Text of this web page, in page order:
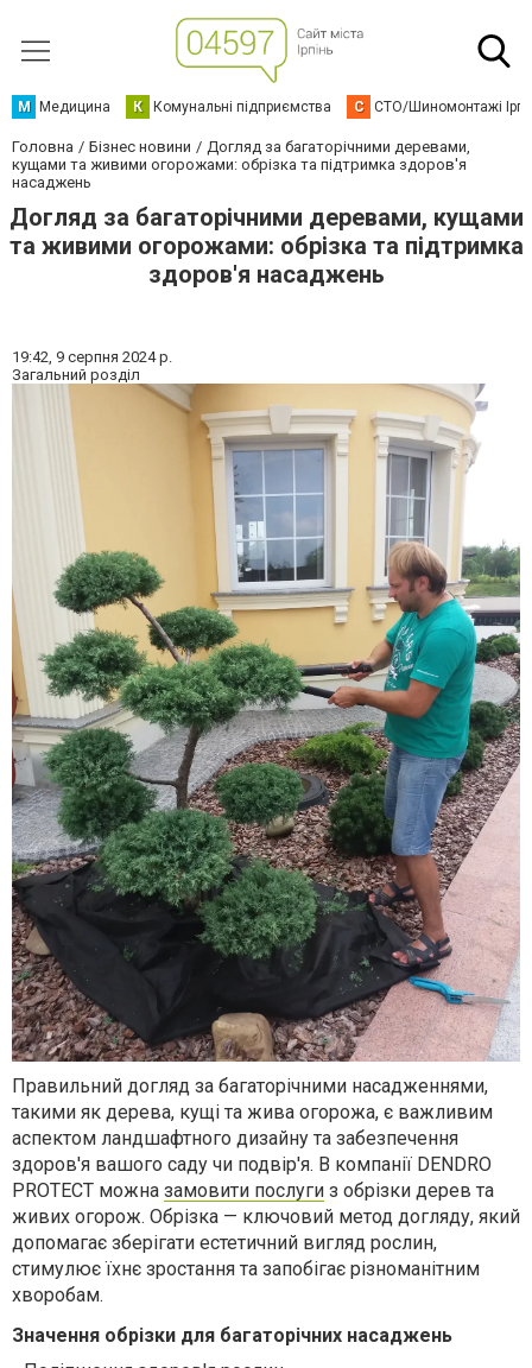
М Медицина К Комунальні підприємства С СТО/Шиномонтажі
Головна Бізнес новини
Догляд за багаторічними деревами,
кущами та живими огорожами: обрізка та підтримка здоров'я
насаджень
Догляд за багаторічними деревами, кущами
та живими огорожами: обрізка та підтримка
здоров'я насаджень
19:42, 9 серпня 2024 р.
Загальний розділ
Правильний догляд за багаторічними насадженнями,
такими як дерева, кущі та жива огорожа, є важливим
аспектом ландшафтного дизайну та забезпечення
здоров'я вашого саду чи подвір'я. В компанії DENDRO
PROTECT можна замовити послуги з обрізки дерев та
живих огорож. Обрізка — ключовий метод догляду, який
допомагає зберігати естетичний вигляд рослин,
стимулює їхнє зростання та запобігає різноманітним
хворобам.
Значення обрізки для багаторічних насаджень